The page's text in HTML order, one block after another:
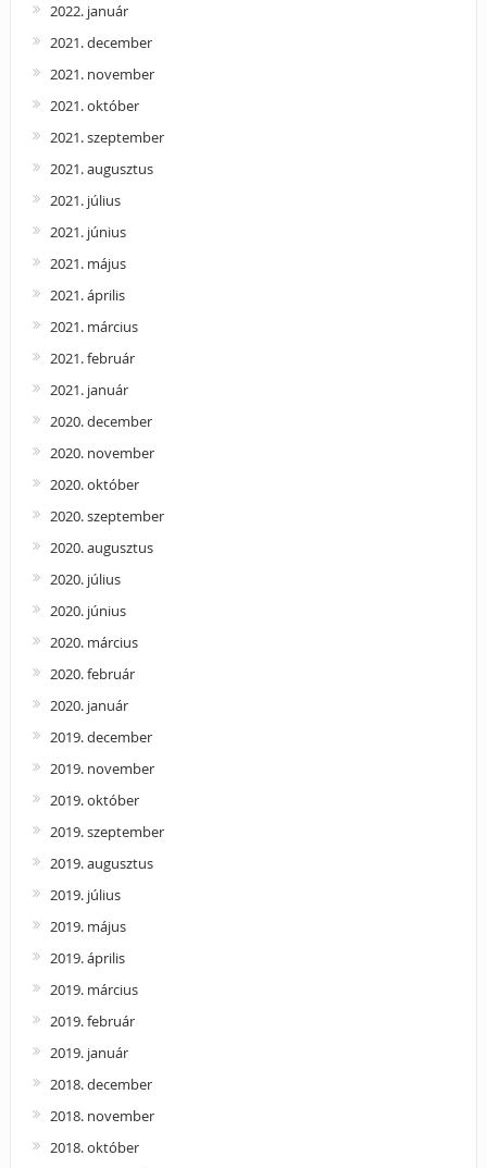
2022. január
2021. december
2021. november
2021. október
2021. szeptember
2021. augusztus
2021. július
2021. június
2021. május
2021. április
2021. március
2021. február
2021. január
2020. december
2020. november
2020. október
2020. szeptember
2020. augusztus
2020. július
2020. június
2020. március
2020. február
2020. január
2019. december
2019. november
2019. október
2019. szeptember
2019. augusztus
2019. július
2019. május
2019. április
2019. március
2019. február
2019. január
2018. december
2018. november
2018. október